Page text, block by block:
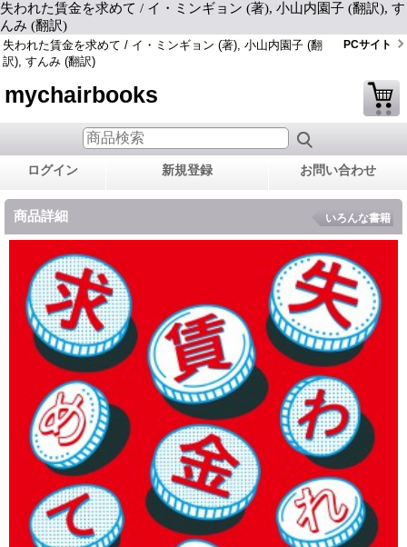
失われた賃金を求めて / イ・ミンギョン (著), 小山内園子 (翻訳), す
んみ (翻訳)
失われた賃金を求めて / イ・ミンギョン (著), 小山内園子 (翻
訳), すんみ (翻訳)
PCサイト
mychairbooks
ログイン 新規登録 お問い合わせ
商品詳細 いろんな書籍